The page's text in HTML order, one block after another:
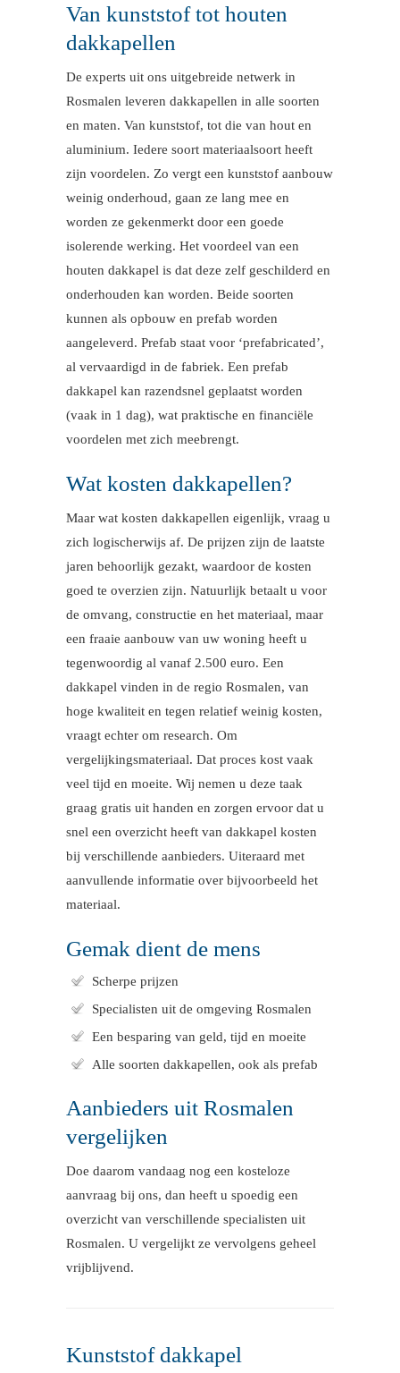
Van kunststof tot houten
dakkapellen
De experts uit ons uitgebreide netwerk in
Rosmalen leveren dakkapellen in alle soorten
en maten. Van kunststof, tot die van hout en
aluminium. Iedere soort materiaalsoort heeft
zijn voordelen. Zo vergt een kunststof aanbouw
weinig onderhoud, gaan ze lang mee en
worden ze gekenmerkt door een goede
isolerende werking. Het voordeel van een
houten dakkapel is dat deze zelf geschilderd en
onderhouden kan worden. Beide soorten
kunnen als opbouw en prefab worden
aangeleverd. Prefab staat voor ‘prefabricated’,
al vervaardigd in de fabriek. Een prefab
dakkapel kan razendsnel geplaatst worden
(vaak in 1 dag), wat praktische en financiële
voordelen met zich meebrengt.
Wat kosten dakkapellen?
Maar wat kosten dakkapellen eigenlijk, vraag u
zich logischerwijs af. De prijzen zijn de laatste
jaren behoorlijk gezakt, waardoor de kosten
goed te overzien zijn. Natuurlijk betaalt u voor
de omvang, constructie en het materiaal, maar
een fraaie aanbouw van uw woning heeft u
tegenwoordig al vanaf 2.500 euro. Een
dakkapel vinden in de regio Rosmalen, van
hoge kwaliteit en tegen relatief weinig kosten,
vraagt echter om research. Om
vergelijkingsmateriaal. Dat proces kost vaak
veel tijd en moeite. Wij nemen u deze taak
graag gratis uit handen en zorgen ervoor dat u
snel een overzicht heeft van dakkapel kosten
bij verschillende aanbieders. Uiteraard met
aanvullende informatie over bijvoorbeeld het
materiaal.
Gemak dient de mens
Scherpe prijzen
Specialisten uit de omgeving Rosmalen
Een besparing van geld, tijd en moeite
Alle soorten dakkapellen, ook als prefab
Aanbieders uit Rosmalen
vergelijken
Doe daarom vandaag nog een kosteloze
aanvraag bij ons, dan heeft u spoedig een
overzicht van verschillende specialisten uit
Rosmalen. U vergelijkt ze vervolgens geheel
vrijblijvend.
Kunststof dakkapel